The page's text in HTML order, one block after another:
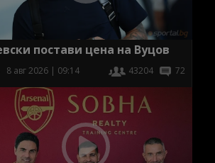
постави цена на Вуцов
8 авг 2026 | 09:14 43204 72